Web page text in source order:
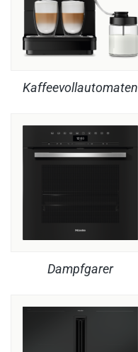
Kaffeevollautomaten
Dampfgarer